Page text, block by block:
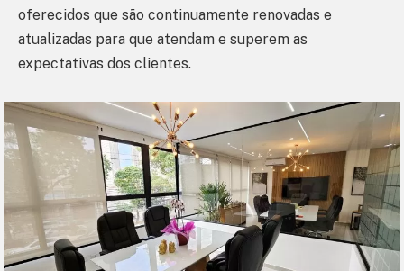
oferecidos que são continuamente renovadas e
atualizadas para que atendam e superem as
expectativas dos clientes.